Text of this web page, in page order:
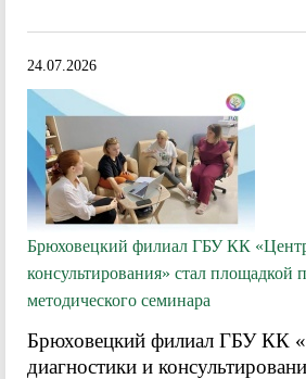
24.07.2026
Брюховецкий филиал ГБУ КК
консультирования» стал площадкой
методического семинара
Брюховецкий филиал ГБУ КК
диагностики и